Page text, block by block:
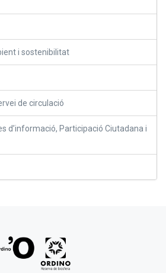
i sostenibilitat
de circulació
d’informació, Participació Ciutadana i